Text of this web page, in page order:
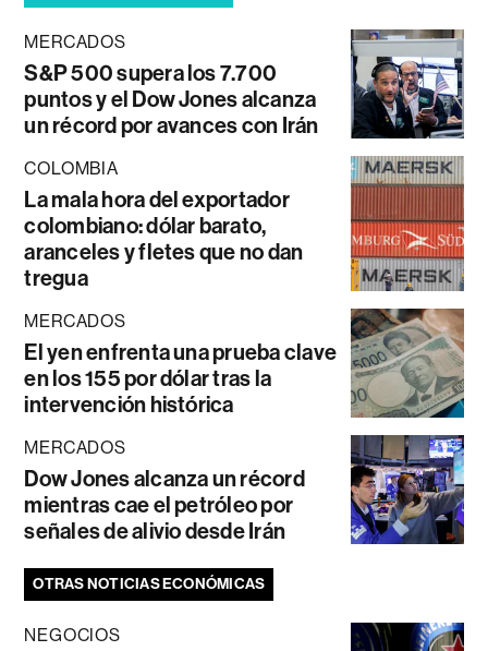
MERCADOS
S&P 500 supera los 7.700
puntos y el Dow Jones alcanza
un récord por avances con Irán
COLOMBIA
La mala hora del exportador
colombiano: dólar barato,
aranceles y fletes que no dan
tregua
MERCADOS
El yen enfrenta una prueba clave
en los 155 por dólar tras la
intervención histórica
MERCADOS
Dow Jones alcanza un récord
mientras cae el petróleo por
señales de alivio desde Irán
OTRAS NOTICIAS ECONÓMICAS
NEGOCIOS